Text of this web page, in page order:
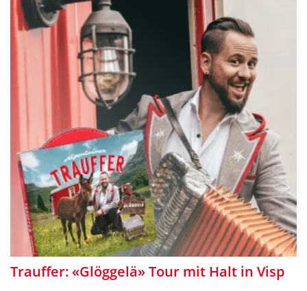
Trauffer: «Glöggelä» Tour mit Halt in Visp